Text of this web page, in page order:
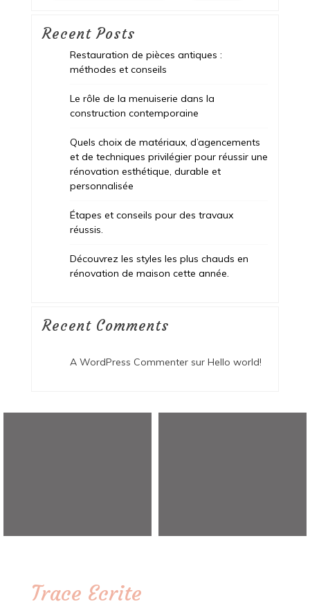
Recent Posts
Restauration de pièces antiques :
méthodes et conseils
Le rôle de la menuiserie dans la
construction contemporaine
Quels choix de matériaux, d’agencements
et de techniques privilégier pour réussir une
rénovation esthétique, durable et
personnalisée
Étapes et conseils pour des travaux
réussis.
Découvrez les styles les plus chauds en
rénovation de maison cette année.
Recent Comments
A WordPress Commentersur Hello world!
Trace Ecrite